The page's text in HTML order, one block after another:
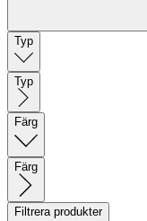
Typ
Typ
Färg
Färg
Filtrera produkter